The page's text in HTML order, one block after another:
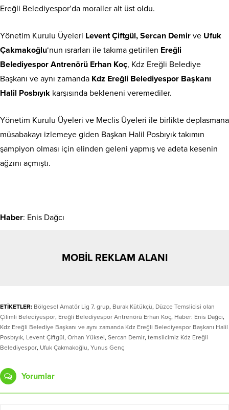
Ereğli Belediyespor’da moraller alt üst oldu.
Yönetim Kurulu Üyeleri Levent Çiftgül, Sercan Demir ve Ufuk
Çakmakoğlu‘nun ısrarları ile takıma getirilen Ereğli
Belediyespor Antrenörü Erhan Koç, Kdz Ereğli Belediye
Başkanı ve aynı zamanda Kdz Ereğli Belediyespor Başkanı
Halil Posbıyık karşısında bekleneni veremediler.
Yönetim Kurulu Üyeleri ve Meclis Üyeleri ile birlikte deplasmana
müsabakayı izlemeye giden Başkan Halil Posbıyık takımın
şampiyon olması için elinden geleni yapmış ve adeta kesenin
ağzını açmıştı.
Haber: Enis Dağcı
MOBİL REKLAM ALANI
ETİKETLER: Bölgesel Amatör Lig 7. grup, Burak Kütükçü, Düzce Temslicisi olan
Çilimli Belediyespor, Ereğli Belediyespor Antrenörü Erhan Koç, Haber: Enis Dağcı,
Kdz Ereğli Belediye Başkanı ve aynı zamanda Kdz Ereğli Belediyespor Başkanı Halil
Posbıyık, Levent Çiftgül, Orhan Yüksel, Sercan Demir, temsilcimiz Kdz Ereğli
Belediyespor, Ufuk Çakmakoğlu, Yunus Genç
Yorumlar